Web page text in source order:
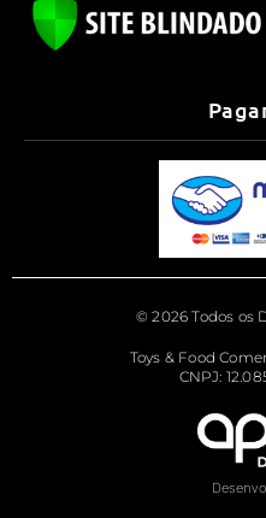
© 2026 Todos os
Toys & Food
CNPJ: